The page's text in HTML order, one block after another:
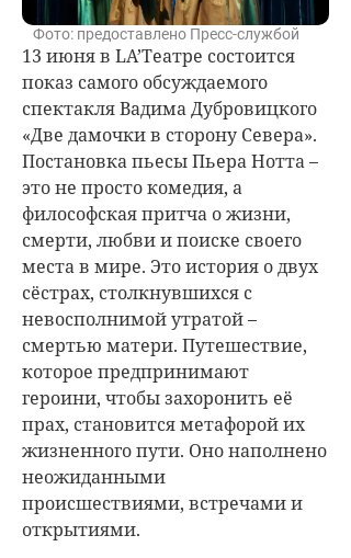
Фото: предоставлено Пресс-службой
13 июня в LA’Театре состоится
показ самого обсуждаемого
спектакля Вадима Дубровицкого
«Две дамочки в сторону Севера».
Постановка пьесы Пьера Нотта –
это не просто комедия, а
философская притча о жизни,
смерти, любви и поиске своего
места в мире. Это история о двух
сёстрах, столкнувшихся с
невосполнимой утратой –
смертью матери. Путешествие,
которое предпринимают
героини, чтобы захоронить её
прах, становится метафорой их
жизненного пути. Оно наполнено
неожиданными
происшествиями, встречами и
открытиями.